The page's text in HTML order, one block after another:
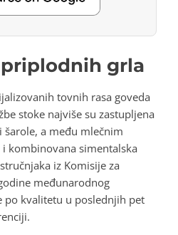
grla
tovnih rasa goveda
stoke najviše su zastupljena
šarole, a među mlečnim
kombinovana simentalska
iz Komisije za
međunarodnog
po kvalitetu u poslednjih pet